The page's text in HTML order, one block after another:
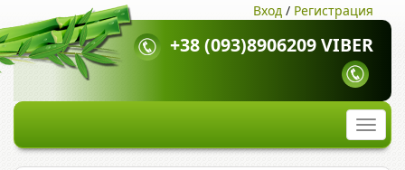
Вход / Регистрация
+38 (093)8906209 VIBER